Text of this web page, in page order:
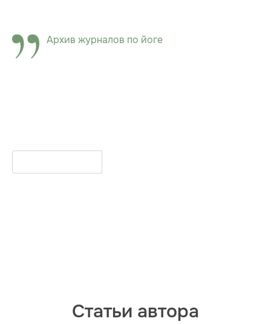
Архив журналов по йоге
Статьи автора